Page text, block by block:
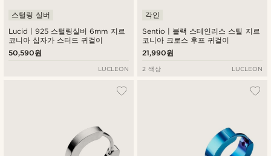
Lucid | 925 스털링실버 6mm 지르
코니아 십자가 스터드 귀걸이
스털링 실버
50,590원
LUCLEON
Sentio | 블랙 스테인리스 스틸 지르
코니아 크로스 후프 귀걸이
각인
21,990원
2 색상 LUCLEON